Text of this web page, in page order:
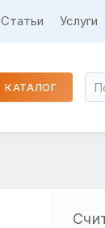
Статьи Услуги
КАТАЛОГ